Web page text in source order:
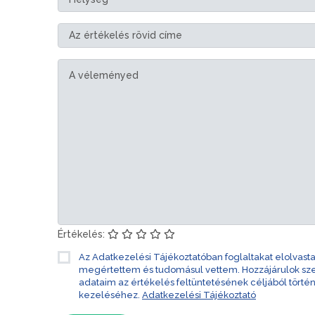
Értékelés:
Az Adatkezelési Tájékoztatóban foglaltakat
megértettem és tudomásul vettem. Hozzájárulok
adataim az értékelés feltüntetésének céljából
kezeléséhez. Adatkezelési Tájékoztató